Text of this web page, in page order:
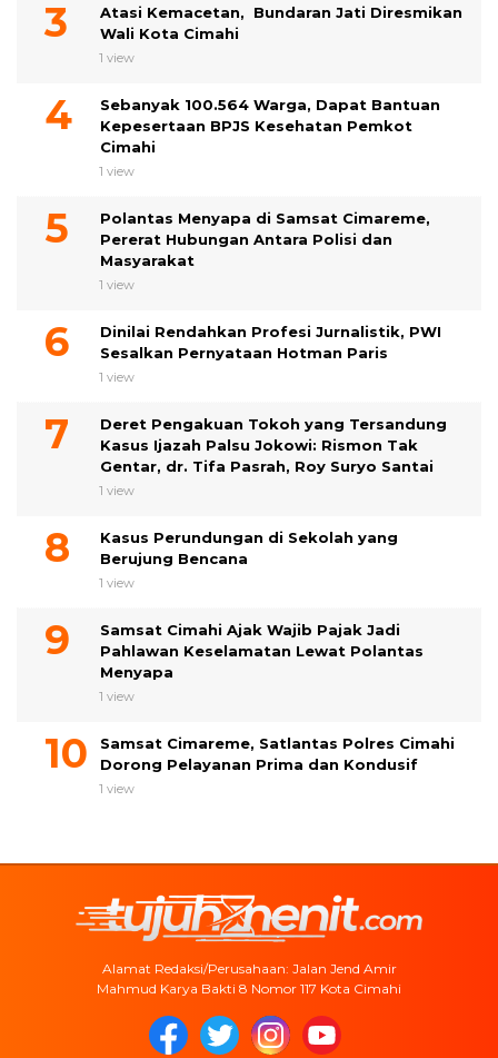
Atasi Kemacetan, Bundaran Jati Diresmikan
Wali Kota Cimahi
1 view
Sebanyak 100.564 Warga, Dapat Bantuan
Kepesertaan BPJS Kesehatan Pemkot
Cimahi
1 view
Polantas Menyapa di Samsat Cimareme,
Pererat Hubungan Antara Polisi dan
Masyarakat
1 view
Dinilai Rendahkan Profesi Jurnalistik, PWI
Sesalkan Pernyataan Hotman Paris
1 view
Deret Pengakuan Tokoh yang Tersandung
Kasus Ijazah Palsu Jokowi: Rismon Tak
Gentar, dr. Tifa Pasrah, Roy Suryo Santai
1 view
Kasus Perundungan di Sekolah yang
Berujung Bencana
1 view
Samsat Cimahi Ajak Wajib Pajak Jadi
Pahlawan Keselamatan Lewat Polantas
Menyapa
1 view
Samsat Cimareme, Satlantas Polres Cimahi
Dorong Pelayanan Prima dan Kondusif
1 view
Alamat Redaksi/Perusahaan: Jalan Jend Amir
Mahmud Karya Bakti 8 Nomor 117 Kota Cimahi